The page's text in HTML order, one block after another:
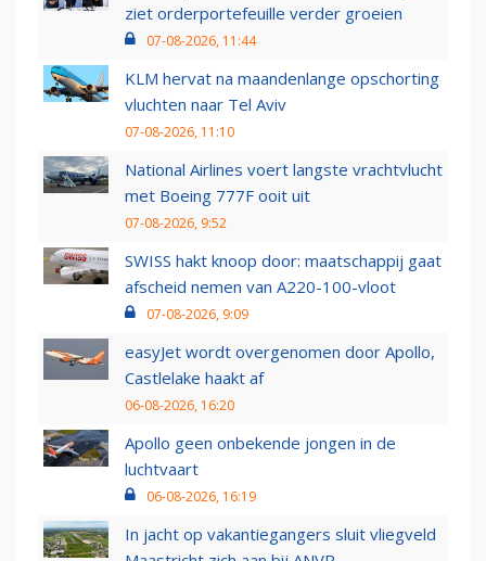
ziet orderportefeuille verder groeien
07-08-2026, 11:44
KLM hervat na maandenlange opschorting
vluchten naar Tel Aviv
07-08-2026, 11:10
National Airlines voert langste vrachtvlucht
met Boeing 777F ooit uit
07-08-2026, 9:52
SWISS hakt knoop door: maatschappij gaat
afscheid nemen van A220-100-vloot
07-08-2026, 9:09
easyJet wordt overgenomen door Apollo,
Castlelake haakt af
06-08-2026, 16:20
Apollo geen onbekende jongen in de
luchtvaart
06-08-2026, 16:19
In jacht op vakantiegangers sluit vliegveld